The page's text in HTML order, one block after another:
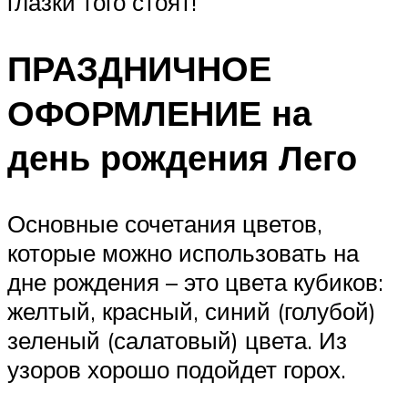
ПРАЗДНИЧНОЕ
ОФОРМЛЕНИЕ на
день рождения Лего
Основные сочетания цветов,
которые можно использовать на
дне рождения – это цвета кубиков:
желтый, красный, синий (голубой)
зеленый (салатовый) цвета. Из
узоров хорошо подойдет горох.